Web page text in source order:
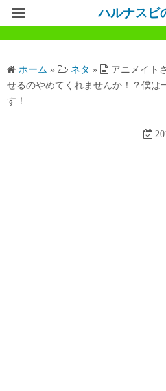
ハルナスビ
記事一覧
ホームページ
ホーム » ネタ »
アニメイト
せるのやめてくれませんか！？僕は
す！